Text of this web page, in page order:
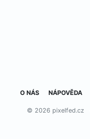
O NÁS NÁPOVĚDA
© 2026 pixelfed.cz